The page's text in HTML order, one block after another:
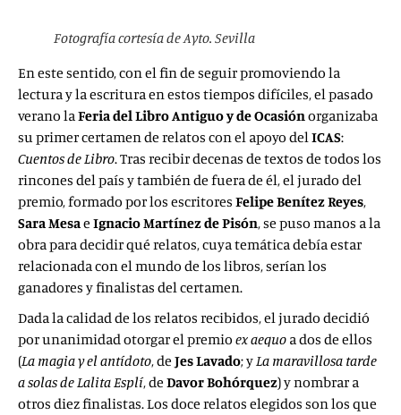
Fotografía cortesía de Ayto. Sevilla
En este sentido, con el fin de seguir promoviendo la
lectura y la escritura en estos tiempos difíciles, el pasado
verano laFeria del Libro Antiguo y de Ocasiónorganizaba
su primer certamen de relatos con el apoyo delICAS:
Cuentos de Libro. Tras recibir decenas de textos de todos los
rincones del país y también de fuera de él, el jurado del
premio, formado por los escritores Felipe Benítez Reyes,
Sara Mesae Ignacio Martínez de Pisón, se puso manos a la
obra para decidir qué relatos, cuya temática debía estar
relacionada con el mundo de los libros, serían los
ganadores y finalistas del certamen.
Dada la calidad de los relatos recibidos, el jurado decidió
por unanimidad otorgar el premio ex aequo a dos de ellos
(La magia y el antídoto, de Jes Lavado; yLa maravillosa tarde
a solas de Lalita Esplí, de Davor Bohórquez) y nombrar a
otros diez finalistas. Los doce relatos elegidos son los que